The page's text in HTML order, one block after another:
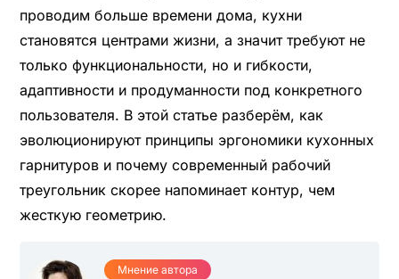
проводим больше времени дома, кухни
становятся центрами жизни, а значит требуют не
только функциональности, но и гибкости,
адаптивности и продуманности под конкретного
пользователя. В этой статье разберём, как
эволюционируют принципы эргономики кухонных
гарнитуров и почему современный рабочий
треугольник скорее напоминает контур, чем
жесткую геометрию.
Мнение автора